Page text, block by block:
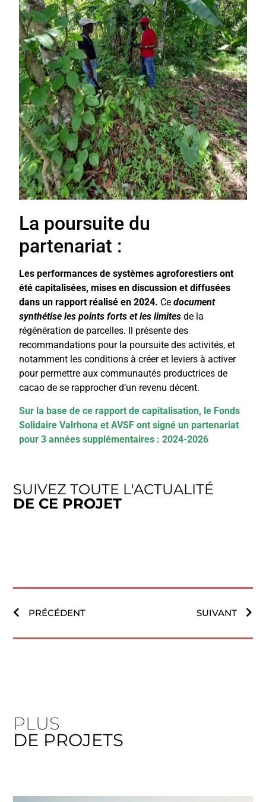
La poursuite du
partenariat :
Les performances de systèmes agroforestiers ont
été capitalisées, mises en discussion et diffusées
dans un rapport réalisé en 2024. Ce document
synthétise les points forts et les limites de la
régénération de parcelles. Il présente des
recommandations pour la poursuite des activités, et
notamment les conditions à créer et leviers à activer
pour permettre aux communautés productrices de
cacao de se rapprocher d’un revenu décent.
Sur la base de ce rapport de capitalisation, le Fonds
Solidaire Valrhona et AVSF ont signé un partenariat
pour 3 années supplémentaires : 2024-2026
SUIVEZ TOUTE L'ACTUALITÉ
DE CE PROJET
PRÉCÉDENT SUIVANT
PLUS
DE PROJETS